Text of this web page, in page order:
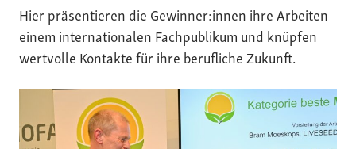
Hier präsentieren die Gewinner:innen ihre Arbeiten
einem internationalen Fachpublikum und knüpfen
wertvolle Kontakte für ihre berufliche Zukunft.